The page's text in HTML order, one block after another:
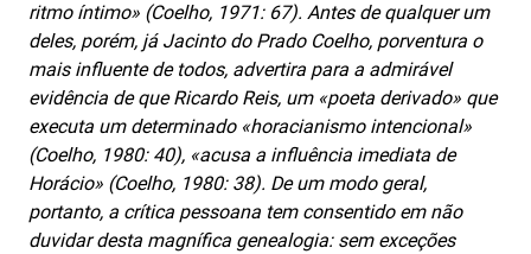
ritmo íntimo» (Coelho, 1971: 67). Antes de qualquer um
deles, porém, já Jacinto do Prado Coelho, porventura o
mais influente de todos, advertira para a admirável
evidência de que Ricardo Reis, um «poeta derivado» que
executa um determinado «horacianismo intencional»
(Coelho, 1980: 40), «acusa a influência imediata de
Horácio» (Coelho, 1980: 38). De um modo geral,
portanto, a crítica pessoana tem consentido em não
duvidar desta magnífica genealogia: sem exceções